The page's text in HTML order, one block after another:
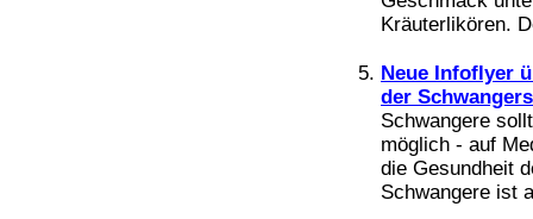
Kräuterlikören.
Neue Infoflyer
der
Schwangere
möglich - auf
die Gesundheit
Schwangere ist